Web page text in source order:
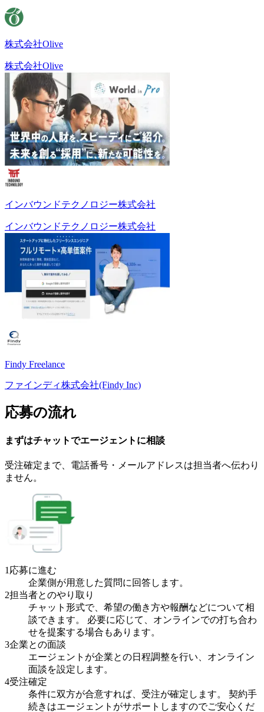
株式会社Olive
株式会社Olive
インバウンドテクノロジー株式会社
インバウンドテクノロジー株式会社
Findy Freelance
ファインディ株式会社(Findy Inc)
応募の流れ
まずはチャットでエージェント に相談
受注確定まで、 電話番号・メールアドレスは担当者へ伝わり
ません。
1 応募に進む
企業側が用意した質問に回答します。
2担当者とのやり取り
チャット形式で、希望の働き方や報酬などについて相
談できます。 必要に応じて、オンラインでの打ち合わ
せを提案する場合もあります。
3企業との面談
エージェントが企業との日程調整を行い、オンライン
面談を設定します。
4受注確定
条件に双方が合意すれば、受注が確定します。 契約手
続きはエージェントがサポートしますのでご安心くだ